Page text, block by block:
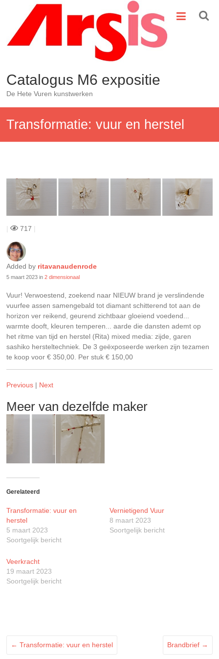
inhoud
Catalogus M6 expositie
De Hete Vuren kunstwerken
Transformatie: vuur en herstel
| 717 |
Added by ritavanaudenrode
5 maart 2023 in2 dimensionaal
Vuur! Verwoestend, zoekend naar NIEUW brand je verslindende
vuurfee assen samengebald tot diamant schitterend tot aan de
horizon ver reikend, geurend zichtbaar gloeiend voedend...
warmte dooft, kleuren temperen... aarde die dansten ademt op
het ritme van tijd en herstel (Rita) mixed media: zijde, garen
sashiko hersteltechniek. De 3 geëxposeerde werken zijn tezamen
te koop voor € 350,00. Per stuk € 150,00
Previous | Next
Meer van dezelfde maker
Gerelateerd
Transformatie: vuur en
herstel
5 maart 2023
Soortgelijk bericht
Vernietigend Vuur
8 maart 2023
Soortgelijk bericht
Veerkracht
19 maart 2023
Soortgelijk bericht
← Transformatie: vuur en herstel Brandbrief →